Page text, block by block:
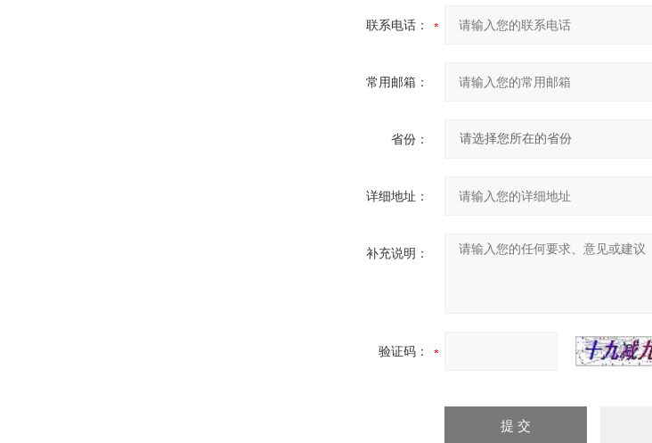
联系电话：
常用邮箱：
省份：
详细地址：
补充说明：
验证码：